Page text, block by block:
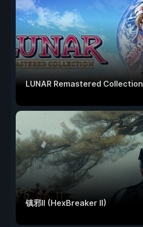
LUNAR Remastered Collection
镇邪Ⅱ (HexBreaker II)